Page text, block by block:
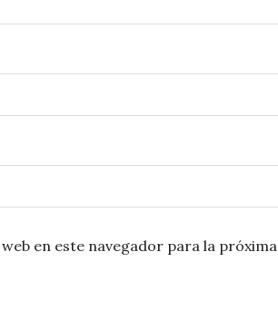
en este navegador para la próxima